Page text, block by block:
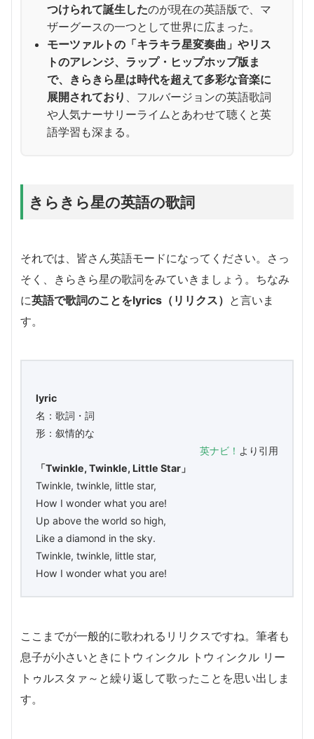
つけられて誕生したのが現在の英語版で、マ
ザーグースの一つとして世界に広まった。
モーツァルトの「キラキラ星変奏曲」やリス
トのアレンジ、ラップ・ヒップホップ版ま
で、きらきら星は時代を超えて多彩な音楽に
展開されており 、フルバージョンの英語歌詞
や人気ナーサリーライムとあわせて聴くと英
語学習も深まる。
きらきら星の英語の歌詞
それでは、皆さん英語モードになってください。さっ
そく、きらきら星の歌詞をみていきましょう。ちなみ
に英語で歌詞のことをlyrics（リリクス） と言いま
す。
lyric
名：歌詞・詞
形：叙情的な
英ナビ！ より引用
「Twinkle, Twinkle, Little Star」
Twinkle, twinkle, little star,
How I wonder what you are!
Up above the world so high,
Like a diamond in the sky.
Twinkle, twinkle, little star,
How I wonder what you are!
ここまでが一般的に歌われるリリクスですね。筆者も
息子が小さいときにトウィンクル トウィンクル リー
トゥルスタァ～と繰り返して歌ったことを思い出しま
す。